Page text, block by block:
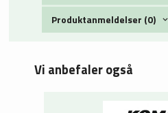
Produktanmeldelser (0)
Vi anbefaler også